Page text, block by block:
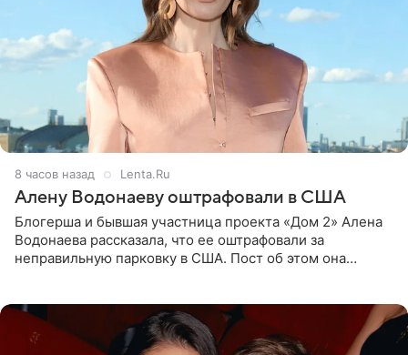
8 часов назад Lenta.Ru
Алену Водонаеву оштрафовали в США
Блогерша и бывшая участница проекта «Дом 2» Алена
Водонаева рассказала, что ее оштрафовали за
неправильную парковку в США. Пост об этом она